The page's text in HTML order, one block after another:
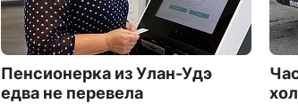
Пенсионерка из Улан-Удэ
едва не перевела